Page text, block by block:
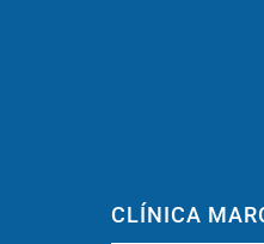
CLÍNICA